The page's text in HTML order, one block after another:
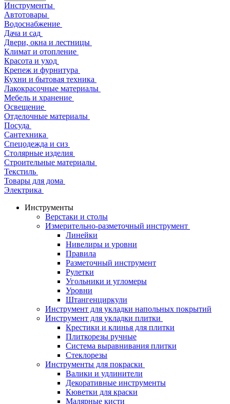
Инструменты
Автотовары
Водоснабжение
Дача и сад
Двери, окна и лестницы
Климат и отопление
Красота и уход
Крепеж и фурнитура
Кухни и бытовая техника
Лакокрасочные материалы
Мебель и хранение
Освещение
Отделочные материалы
Посуда
Сантехника
Спецодежда и сиз
Столярные изделия
Строительные материалы
Текстиль
Товары для дома
Электрика
Инструменты
Верстаки и столы
Измерительно-разметочный инструмент
Линейки
Нивелиры и уровни
Правила
Разметочный инструмент
Рулетки
Угольники и угломеры
Уровни
Штангенциркули
Инструмент для укладки напольных покрытий
Инструмент для укладки плитки
Крестики и клинья для плитки
Плиткорезы ручные
Система выравнивания плитки
Стеклорезы
Инструменты для покраски
Валики и удлинители
Декоративные инструменты
Кюветки для краски
Малярные кисти